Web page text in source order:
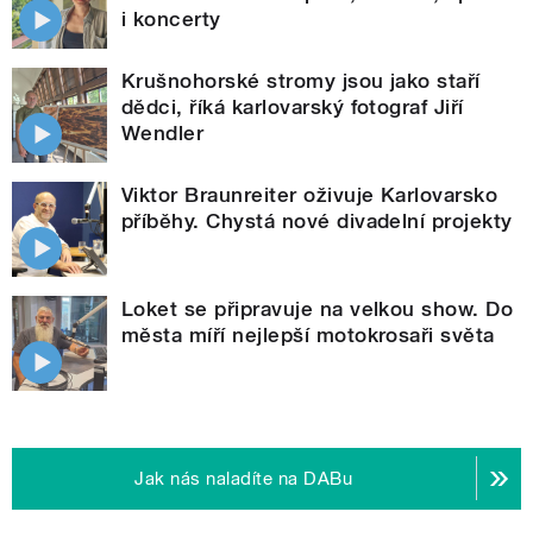
i koncerty
Krušnohorské stromy jsou jako staří
dědci, říká karlovarský fotograf Jiří
Wendler
Viktor Braunreiter oživuje Karlovarsko
příběhy. Chystá nové divadelní projekty
Loket se připravuje na velkou show. Do
města míří nejlepší motokrosaři světa
Jak nás naladíte na DABu